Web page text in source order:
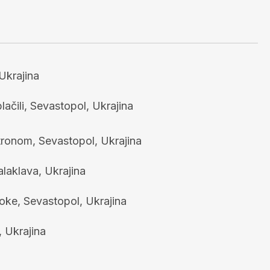
Sevastopol, Ukrajina
Sevastopol, Ukrajina
Ukrajina
Sevastopol, Ukrajina
Ukrajina